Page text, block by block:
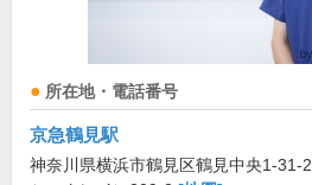
所在地・電話番号
京急鶴見駅
神奈川県横浜市鶴見区鶴見中央1-31-2